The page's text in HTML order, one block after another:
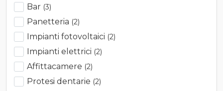
Bar (3)
Panetteria (2)
Impianti fotovoltaici (2)
Impianti elettrici (2)
Affittacamere (2)
Protesi dentarie (2)